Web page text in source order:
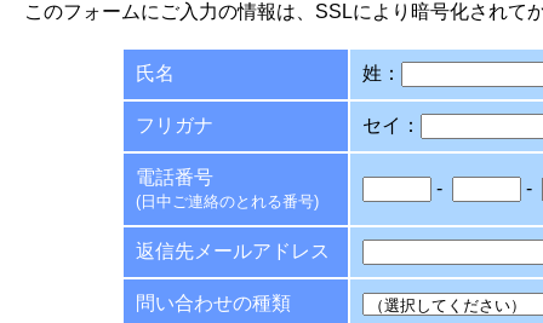
このフォームにご入力の情報は、SSLにより暗号化されて
氏名 姓：
フリガナ セイ：
電話番号
(日中ご連絡のとれる番号)
- -
返信先メールアドレス
問い合わせの種類